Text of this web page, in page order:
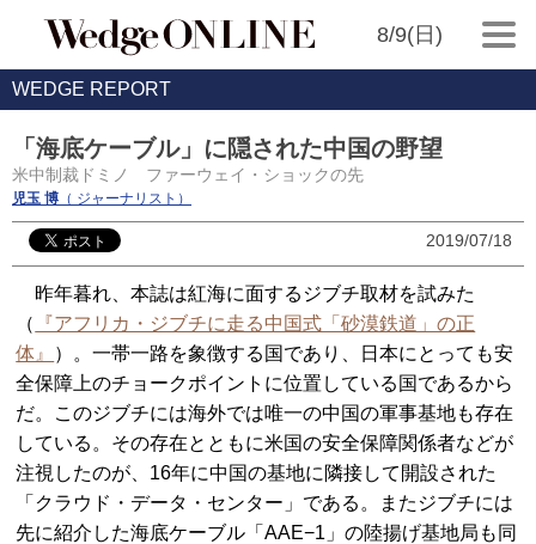
8/9(日)
WEDGE REPORT
「海底ケーブル」に隠された中国の野望
米中制裁ドミノ ファーウェイ・ショックの先
児玉 博 （ ジャーナリスト）
2019/07/18
昨年暮れ、本誌は紅海に面するジブチ取材を試みた
（
『アフリカ・ジブチに走る中国式「砂漠鉄道」の正
体』
）。一帯一路を象徴する国であり、日本にとっても安
全保障上のチョークポイントに位置している国であるから
だ。このジブチには海外では唯一の中国の軍事基地も存在
している。その存在とともに米国の安全保障関係者などが
注視したのが、16年に中国の基地に隣接して開設された
「クラウド・データ・センター」である。またジブチには
先に紹介した海底ケーブル「AAE−1」の陸揚げ基地局も同